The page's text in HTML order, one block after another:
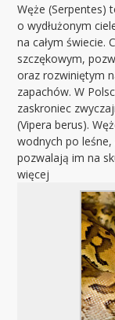
Węże (Serpentes)
o wydłużonym
na całym świecie.
szczękowym,
oraz rozwiniętym
zapachów. W
zaskroniec
(Vipera berus).
wodnych po
pozwalają im na
więcej